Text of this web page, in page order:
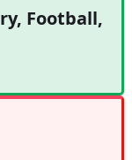
Football,